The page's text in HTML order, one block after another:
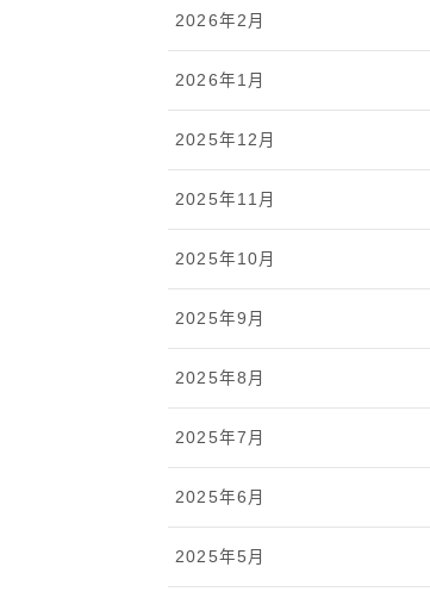
2026年2月
2026年1月
2025年12月
2025年11月
2025年10月
2025年9月
2025年8月
2025年7月
2025年6月
2025年5月